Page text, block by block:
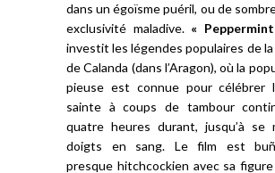
dans un égoïsme puéril, ou de
exclusivité maladive. «
investit les légendes populaires de
de Calanda (dans l’Aragon), où la
pieuse est connue pour célébrer
sainte à coups de tambour
quatre heures durant, jusqu’à se
doigts en sang. Le film est
presque hitchcockien avec sa